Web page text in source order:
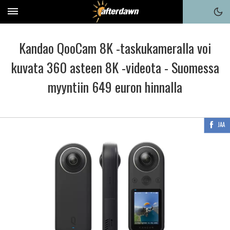
Kandao QooCam 8K -taskukameralla voi
kuvata 360 asteen 8K -videota - Suomessa
myyntiin 649 euron hinnalla
JAA